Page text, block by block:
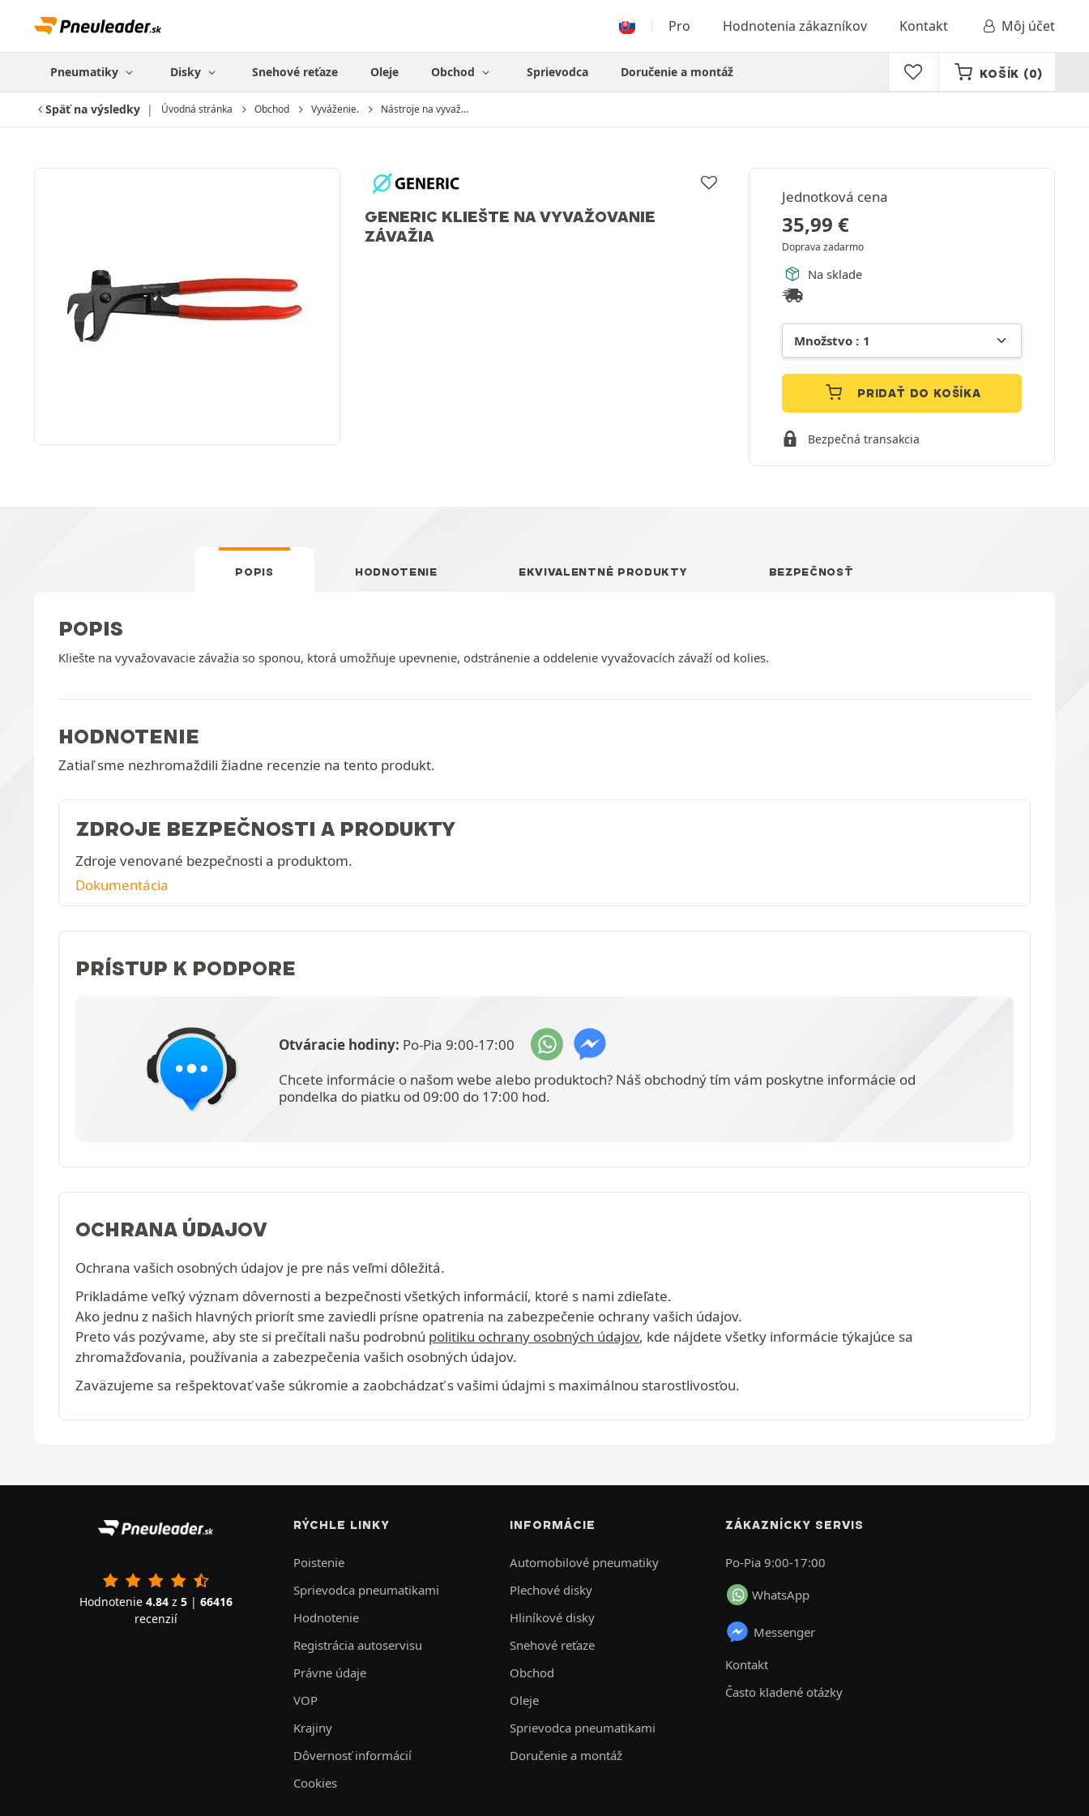
Pro Hodnotenia zákazníkov Kontakt Môj účet
Pneumatiky Disky Snehové reťaze Oleje Obchod Sprievodca Doručenie a montáž KOŠÍK (0)
Späť na výsledky Úvodná stránka Obchod Vyváženie. Nástroje na vyvaž...
GENERIC KLIEŠTE NA VYVAŽOVANIE
ZÁVAŽIA
Jednotková cena
35,99 €
Doprava zadarmo
Na sklade
PRIDAŤ DO KOŠÍKA
Bezpečná transakcia
POPIS HODNOTENIE EKVIVALENTNÉ PRODUKTY BEZPEČNOSŤ
POPIS
Kliešte na vyvažovavacie závažia so sponou, ktorá umožňuje upevnenie, odstránenie a oddelenie vyvažovacích závaží od kolies.
HODNOTENIE
Zatiaľ sme nezhromaždili žiadne recenzie na tento produkt.
ZDROJE BEZPEČNOSTI A PRODUKTY
Zdroje venované bezpečnosti a produktom.
Dokumentácia
PRÍSTUP K PODPORE
Otváracie hodiny: Po-Pia 9:00-17:00
Chcete informácie o našom webe alebo produktoch? Náš obchodný tím vám poskytne informácie od
pondelka do piatku od 09:00 do 17:00 hod.
OCHRANA ÚDAJOV
Ochrana vašich osobných údajov je pre nás veľmi dôležitá.
Prikladáme veľký význam dôvernosti a bezpečnosti všetkých informácií, ktoré s nami zdieľate.
Ako jednu z našich hlavných priorít sme zaviedli prísne opatrenia na zabezpečenie ochrany vašich údajov.
Preto vás pozývame, aby ste si prečítali našu podrobnú politiku ochrany osobných údajov, kde nájdete všetky informácie týkajúce sa
zhromažďovania, používania a zabezpečenia vašich osobných údajov.
Zaväzujeme sa rešpektovať vaše súkromie a zaobchádzať s vašimi údajmi s maximálnou starostlivosťou.
Hodnotenie 4.84z 5| 66416
recenzií
RÝCHLE LINKY
Poistenie
Sprievodca pneumatikami
Hodnotenie
Registrácia autoservisu
Právne údaje
VOP
Krajiny
Dôvernosť informácií
Cookies
INFORMÁCIE
Automobilové pneumatiky
Plechové disky
Hliníkové disky
Snehové reťaze
Obchod
Oleje
Sprievodca pneumatikami
Doručenie a montáž
ZÁKAZNÍCKY SERVIS
Po-Pia 9:00-17:00
WhatsApp
Messenger
Kontakt
Často kladené otázky